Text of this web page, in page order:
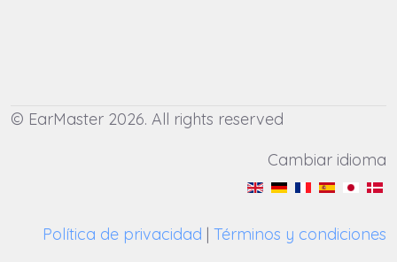
© EarMaster 2026. All rights reserved
Cambiar idioma
Política de privacidad | Términos y condiciones